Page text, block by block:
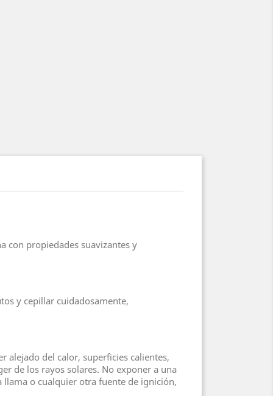
con propiedades suavizantes y
y cepillar cuidadosamente,
alejado del calor, superficies calientes,
de los rayos solares. No exponer a una
llama o cualquier otra fuente de ignición,